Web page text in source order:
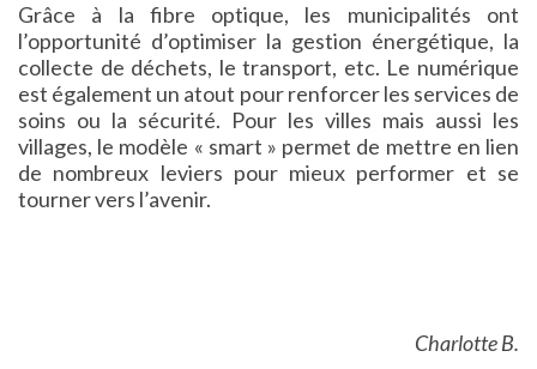
Grâce à la fibre optique, les municipalités ont
l’opportunité d’optimiser la gestion énergétique, la
collecte de déchets, le transport, etc. Le numérique
est également un atout pour renforcer les services de
soins ou la sécurité. Pour les villes mais aussi les
villages, le modèle « smart » permet de mettre en lien
de nombreux leviers pour mieux performer et se
tourner vers l’avenir.
Charlotte B.